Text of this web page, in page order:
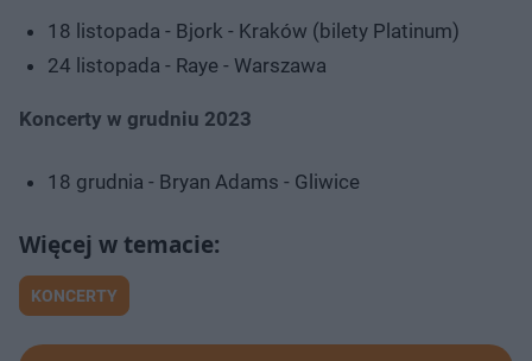
18 listopada - Bjork - Kraków (bilety Platinum)
24 listopada - Raye - Warszawa
Koncerty w grudniu 2023
18 grudnia - Bryan Adams - Gliwice
KONCERTY